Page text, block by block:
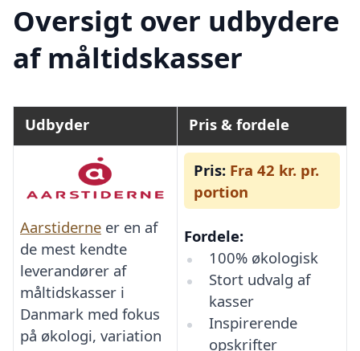
Oversigt over udbydere
af måltidskasser
Udbyder Pris & fordele
Aarstiderne er en af
de mest kendte
leverandører af
måltidskasser i
Danmark med fokus
på økologi, variation
Pris: Fra 42 kr. pr.
portion
Fordele:
100% økologisk
Stort udvalg af
kasser
Inspirerende
opskrifter